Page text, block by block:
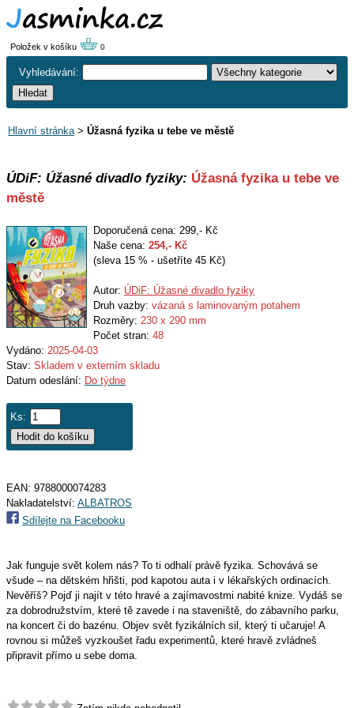
Položek v košíku 0
Vyhledávání:
Hlavní stránka> Úžasná fyzika u tebe ve městě
ÚDiF: Úžasné divadlo fyziky: Úžasná fyzika u tebe ve
městě
Doporučená cena: 299,- Kč
Naše cena: 254,- Kč
(sleva 15 % - ušetříte 45 Kč)
Autor: ÚDiF: Úžasné divadlo fyziky
Druh vazby: vázaná s laminovaným potahem
Rozměry: 230 x 290 mm
Počet stran: 48
Vydáno: 2025-04-03
Stav: Skladem v externím skladu
Datum odeslání: Do týdne
Ks:
EAN: 9788000074283
Nakladatelství: ALBATROS
Sdílejte na Facebooku
Jak funguje svět kolem nás? To ti odhalí právě fyzika. Schovává se
všude – na dětském hřišti, pod kapotou auta i v lékařských ordinacích.
Nevěříš? Pojď ji najít v této hravé a zajímavostmi nabité knize. Vydáš se
za dobrodružstvím, které tě zavede i na staveniště, do zábavního parku,
na koncert či do bazénu. Objev svět fyzikálních sil, který ti učaruje! A
rovnou si můžeš vyzkoušet řadu experimentů, které hravě zvládneš
připravit přímo u sebe doma.